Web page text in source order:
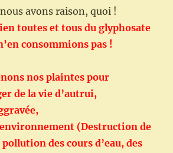
avons raison, quoi !
toutes et tous du glyphosate
consommions pas !
nos plaintes pour
de la vie d’autrui,
(Destruction de
des cours d’eau, des